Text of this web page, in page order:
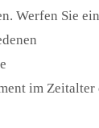
Werfen Sie
im Zeitalter